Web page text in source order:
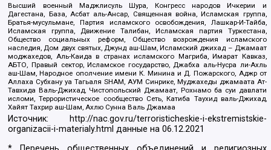
Высший военный Маджлисуль Шура, Конгресс народов Ичкерии и
Дагестана, База, Асбат аль-Ансар, Священная война, Исламская группа,
Братья-мусульмане, Партия исламского освобождения, Лашкар-И-Тайба,
Исламская группа, Движение Талибан, Исламская партия Туркестана,
Общество социальных реформ, Общество возрождения исламского
наследия, Дом двух святых, Джунд аш-Шам, Исламский джихад – Джамаат
моджахедов, Аль-Каида в странах исламского Магриба, Имарат Кавказ,
АБТО, Правый сектор, Исламское государство, Джабха аль-Нусра ли-Ахль
аш-Шам, Народное ополчение имени К. Минина и Д. Пожарского, Аджр от
Аллаха Субхану уа Тагьаля SHAM, АУМ Синрике, Муджахеды джамаата Ат-
Тавхида Валь-Джихад, Чистопольский Джамаат, Рохнамо ба суи давлати
исломи, Террористическое сообщество Сеть, Катиба Таухид валь-Джихад,
Хайят Тахрир аш-Шам, Ахлю Сунна Валь Джамаа
Источник:
http://nac.gov.ru/terroristicheskie-i-ekstremistskie-
organizacii-i-materialy.html данные на06.12.2021